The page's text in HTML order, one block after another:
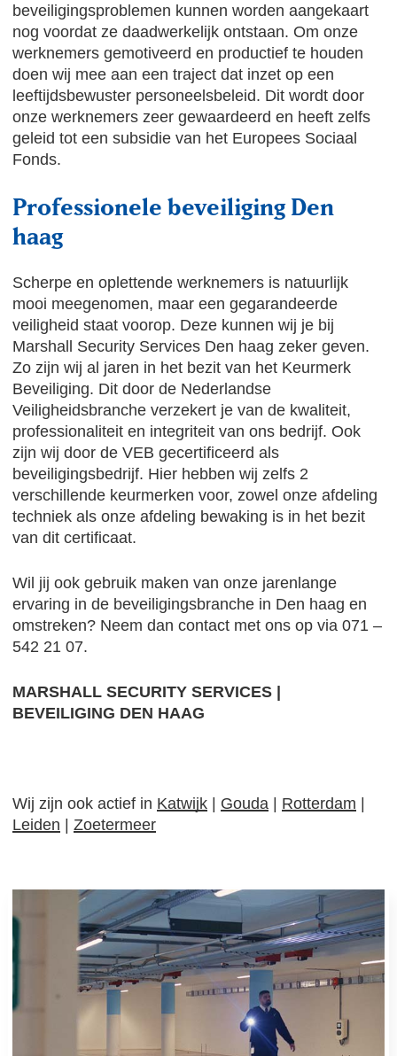
beveiligingsproblemen kunnen worden aangekaart
nog voordat ze daadwerkelijk ontstaan. Om onze
werknemers gemotiveerd en productief te houden
doen wij mee aan een traject dat inzet op een
leeftijdsbewuster personeelsbeleid. Dit wordt door
onze werknemers zeer gewaardeerd en heeft zelfs
geleid tot een subsidie van het Europees Sociaal
Fonds.
Professionele beveiliging Den
haag
Scherpe en oplettende werknemers is natuurlijk
mooi meegenomen, maar een gegarandeerde
veiligheid staat voorop. Deze kunnen wij je bij
Marshall Security Services Den haag zeker geven.
Zo zijn wij al jaren in het bezit van het Keurmerk
Beveiliging. Dit door de Nederlandse
Veiligheidsbranche verzekert je van de kwaliteit,
professionaliteit en integriteit van ons bedrijf. Ook
zijn wij door de VEB gecertificeerd als
beveiligingsbedrijf. Hier hebben wij zelfs 2
verschillende keurmerken voor, zowel onze afdeling
techniek als onze afdeling bewaking is in het bezit
van dit certificaat.
Wil jij ook gebruik maken van onze jarenlange
ervaring in de beveiligingsbranche in Den haag en
omstreken? Neem dan contact met ons op via 071 –
542 21 07.
MARSHALL SECURITY SERVICES |
BEVEILIGING DEN HAAG
Wij zijn ook actief in Katwijk| Gouda| Rotterdam
Leiden
Zoetermeer